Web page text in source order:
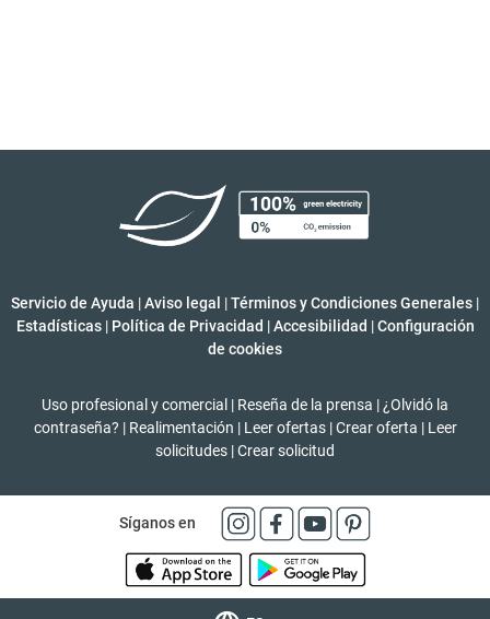
Servicio de Ayuda |Aviso legal |Términos y Condiciones Generales |
Estadísticas | Política de Privacidad | Accesibilidad | Configuración
de cookies
Uso profesional y comercial | Reseña de la prensa | ¿Olvidó la
contraseña? | Realimentación | Leer ofertas | Crear oferta | Leer
solicitudes |Crear solicitud
Síganos en